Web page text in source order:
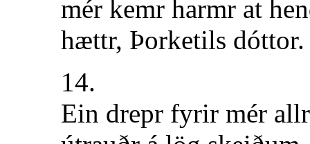
mér kemr harmr at
hættr, Þorketils dóttor.
14.
Ein drepr fyrir mér